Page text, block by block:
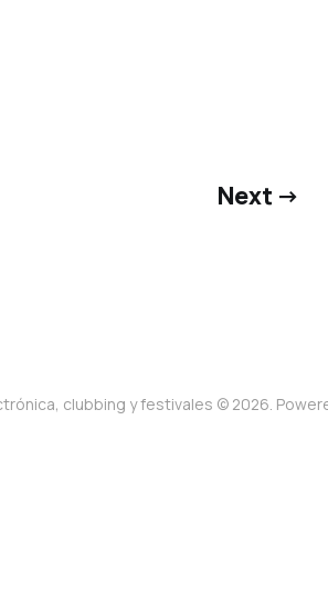
Next →
clubbing y festivales © 2026.